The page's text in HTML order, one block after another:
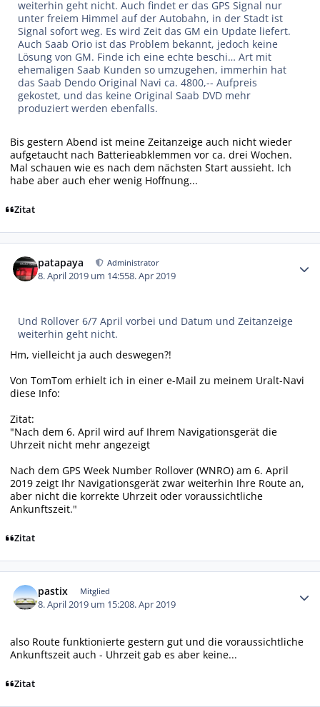
weiterhin geht nicht. Auch findet er das GPS Signal nur
unter freiem Himmel auf der Autobahn, in der Stadt ist
Signal sofort weg. Es wird Zeit das GM ein Update liefert.
Auch Saab Orio ist das Problem bekannt, jedoch keine
Lösung von GM. Finde ich eine echte beschi… Art mit
ehemaligen Saab Kunden so umzugehen, immerhin hat
das Saab Dendo Original Navi ca. 4800,-- Aufpreis
gekostet, und das keine Original Saab DVD mehr
produziert werden ebenfalls.
Bis gestern Abend ist meine Zeitanzeige auch nicht wieder
aufgetaucht nach Batterieabklemmen vor ca. drei Wochen.
Mal schauen wie es nach dem nächsten Start aussieht. Ich
habe aber auch eher wenig Hoffnung...
Zitat
patapaya Administrator
8. April 2019 um 14:558. Apr 2019
Und Rollover 6/7 April vorbei und Datum und Zeitanzeige
weiterhin geht nicht.
Hm, vielleicht ja auch deswegen?!
Von TomTom erhielt ich in einer e-Mail zu meinem Uralt-Navi
diese Info:
Zitat:
"Nach dem 6. April wird auf Ihrem Navigationsgerät die
Uhrzeit nicht mehr angezeigt
Nach dem GPS Week Number Rollover (WNRO) am 6. April
2019 zeigt Ihr Navigationsgerät zwar weiterhin Ihre Route an,
aber nicht die korrekte Uhrzeit oder voraussichtliche
Ankunftszeit."
Zitat
pastix Mitglied
8. April 2019 um 15:208. Apr 2019
also Route funktionierte gestern gut und die voraussichtliche
Ankunftszeit auch - Uhrzeit gab es aber keine...
Zitat